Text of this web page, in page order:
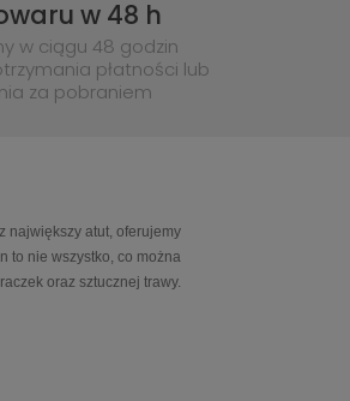
w 48 h
w ciągu 48 godzin
płatności lub
za pobraniem
największy atut, oferujemy
to nie wszystko, co można
oraz sztucznej trawy.